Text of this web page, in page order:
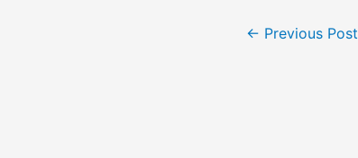
Post
← Previous Post